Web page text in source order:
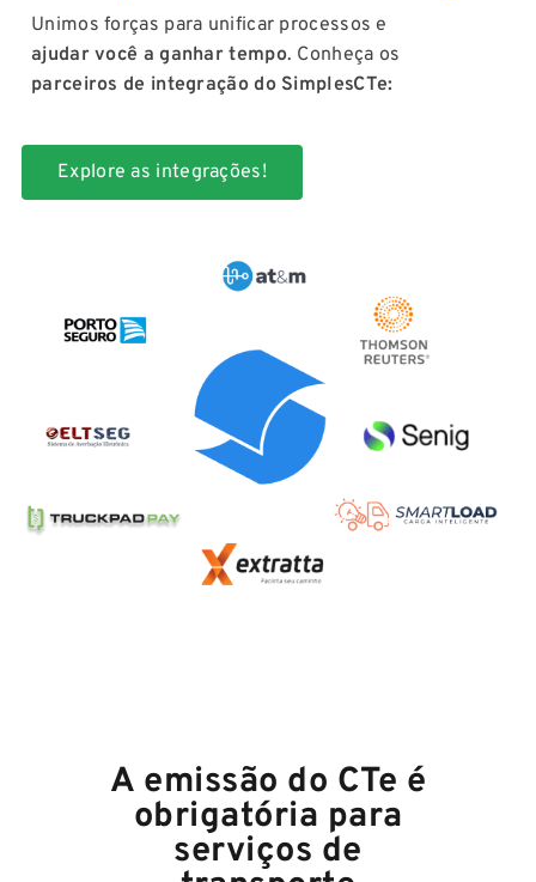
Unimos forças para unificar processos e
ajudar você a ganhar tempo. Conheça os
parceiros de integração do SimplesCTe:
Explore as integrações!
A emissão do CTe é
obrigatória para
serviços de